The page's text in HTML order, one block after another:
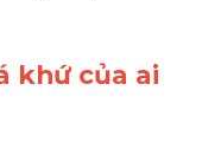
khứ của ai